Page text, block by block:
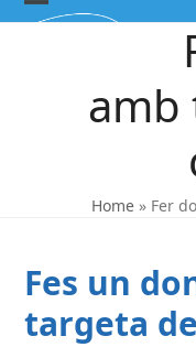
SkipOpen
Close
amb
Home » Fer
Fes un
targeta